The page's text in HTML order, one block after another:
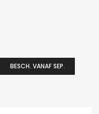
BESCH. VANAF SEP.